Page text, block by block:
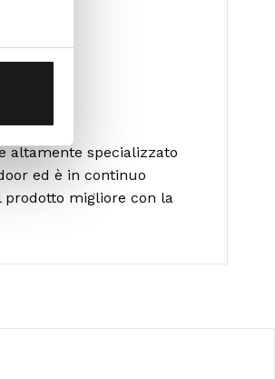
altamente specializzato
ed è in continuo
migliore con la